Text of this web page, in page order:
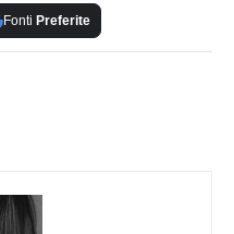
Fonti Preferite